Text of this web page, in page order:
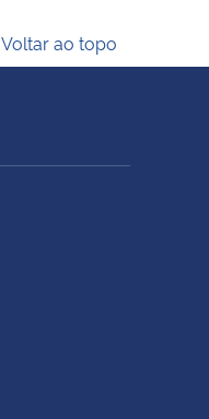
Voltar ao topo